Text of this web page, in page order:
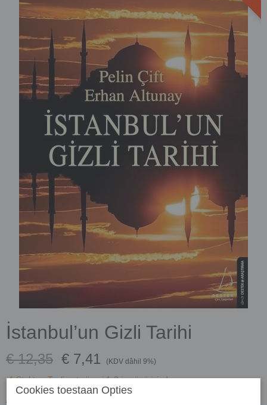
İstanbul’un Gizli Tarihi
€ 12,35 € 7,41 (KDV dâhil 9%)
✓Stokta- Teslimat süresi 1-3 iş günü içinde
Adet
Cookies toestaan Opties